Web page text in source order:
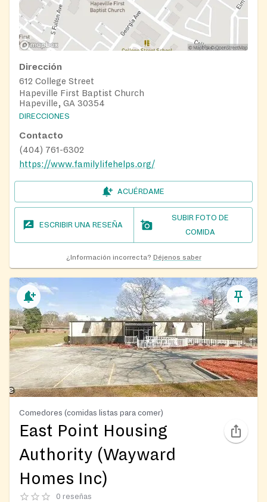
Dirección
612 College Street
Hapeville First Baptist Church
Hapeville, GA 30354
DIRECCIONES
Contacto
(404) 761-6302
https://www.familylifehelps.org/
ACUÉRDAME
ESCRIBIR UNA RESEÑA
SUBIR FOTO DE
COMIDA
¿Información incorrecta? Déjenos saber
Comedores (comidas listas para comer)
East Point Housing
Authority (Wayward
Homes Inc)
0 reseñas